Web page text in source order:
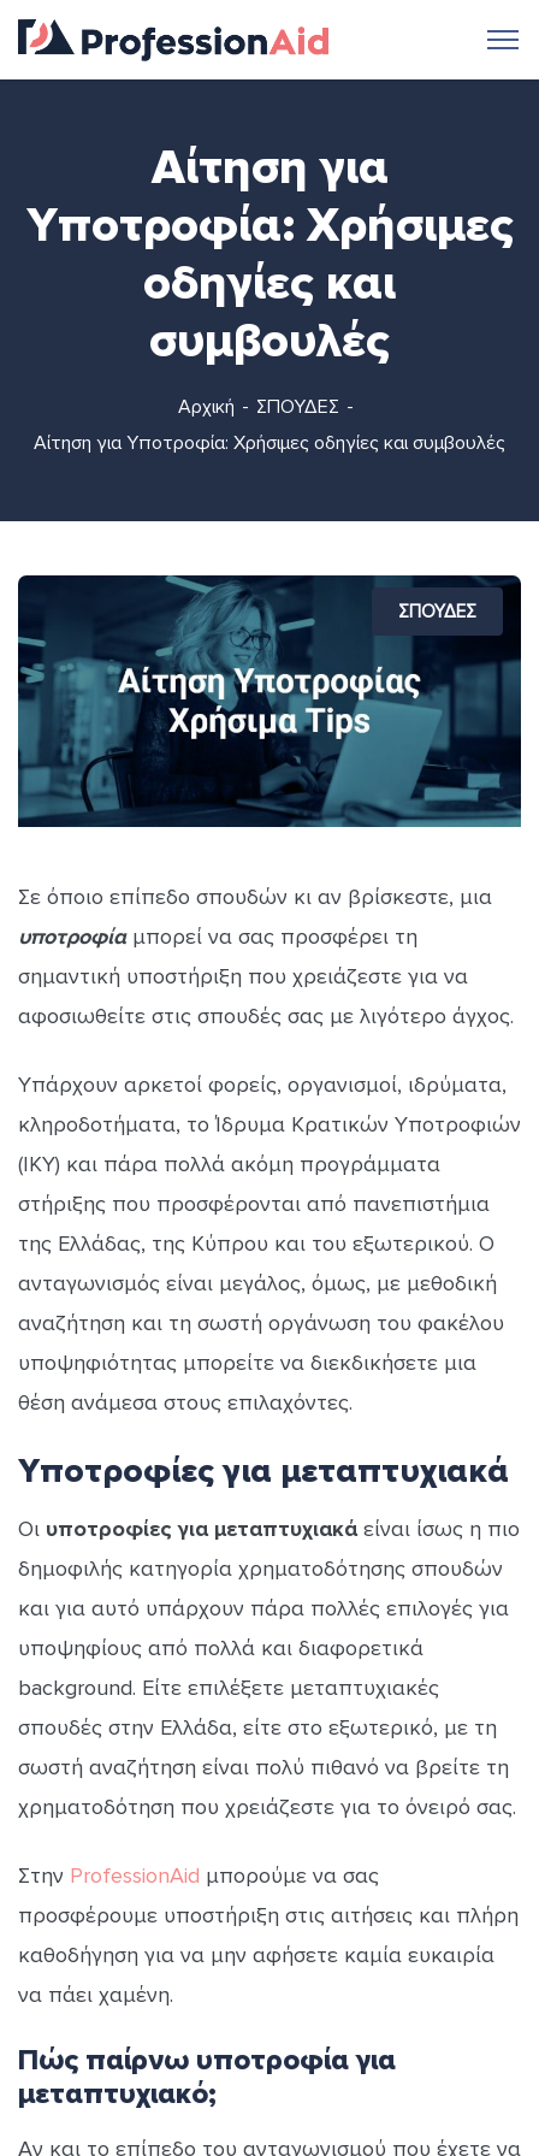
Αίτηση για
Υποτροφία: Χρήσιμες
οδηγίες και
συμβουλές
Αρχική
ΣΠΟΥΔΕΣ
Αίτηση για Υποτροφία: Χρήσιμες οδηγίες και συμβουλές
ΣΠΟΥΔΕΣ
Σε όποιο επίπεδο σπουδών κι αν βρίσκεστε, μια
υποτροφίαμπορεί να σας προσφέρει τη
σημαντική υποστήριξη που χρειάζεστε για να
αφοσιωθείτε στις σπουδές σας με λιγότερο άγχος.
Υπάρχουν αρκετοί φορείς, οργανισμοί, ιδρύματα,
κληροδοτήματα, το Ίδρυμα Κρατικών Υποτροφιών
(ΙΚΥ) και πάρα πολλά ακόμη προγράμματα
στήριξης που προσφέρονται από πανεπιστήμια
της Ελλάδας, της Κύπρου και του εξωτερικού. Ο
ανταγωνισμός είναι μεγάλος, όμως, με μεθοδική
αναζήτηση και τη σωστή οργάνωση του φακέλου
υποψηφιότητας μπορείτε να διεκδικήσετε μια
θέση ανάμεσα στους επιλαχόντες.
Υποτροφίες για μεταπτυχιακά
Οι υποτροφίες για μεταπτυχιακάείναι ίσως η πιο
δημοφιλής κατηγορία χρηματοδότησης σπουδών
και για αυτό υπάρχουν πάρα πολλές επιλογές για
υποψηφίους από πολλά και διαφορετικά
background. Είτε επιλέξετε μεταπτυχιακές
σπουδές στην Ελλάδα, είτε στο εξωτερικό, με τη
σωστή αναζήτηση είναι πολύ πιθανό να βρείτε τη
χρηματοδότηση που χρειάζεστε για το όνειρό σας.
Στην ProfessionAid μπορούμε να σας
προσφέρουμε υποστήριξη στις αιτήσεις και πλήρη
καθοδήγηση για να μην αφήσετε καμία ευκαιρία
να πάει χαμένη.
Πώς παίρνω υποτροφία για
μεταπτυχιακό;
Αν και το επίπεδο του ανταγωνισμού που έχετε να